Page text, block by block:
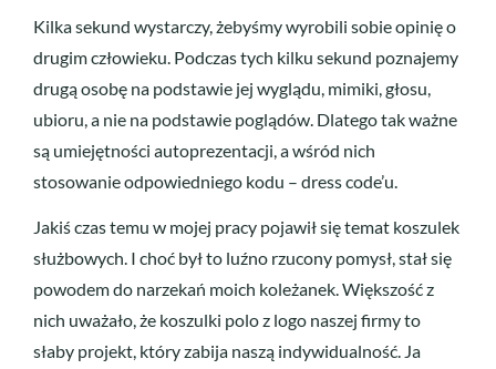
Kilka sekund wystarczy, żebyśmy wyrobili sobie opinię o
drugim człowieku. Podczas tych kilku sekund poznajemy
drugą osobę na podstawie jej wyglądu, mimiki, głosu,
ubioru, a nie na podstawie poglądów. Dlatego tak ważne
są umiejętności autoprezentacji, a wśród nich
stosowanie odpowiedniego kodu – dress code’u.
Jakiś czas temu w mojej pracy pojawił się temat koszulek
służbowych. I choć był to luźno rzucony pomysł, stał się
powodem do narzekań moich koleżanek. Większość z
nich uważało, że koszulki polo z logo naszej firmy to
słaby projekt, który zabija naszą indywidualność. Ja